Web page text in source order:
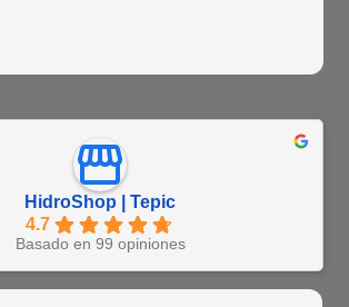
HidroShop | Tepic
4.7
Basado en 99 opiniones